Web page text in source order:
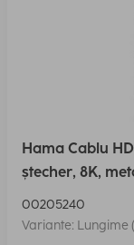
Hama Cablu
ștecher, 8K,
00205240
Variante: Lungime